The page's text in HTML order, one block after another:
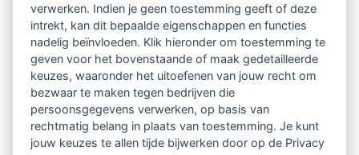
Tijdschrift voor
Begeleidingskunde & kennisbank
Beroepsregistratie (LVSC keurmerk)
Lid worden van LVSC
verwerken. Indien je geen toestemming geeft of deze
intrekt, kan dit bepaalde eigenschappen en functies
nadelig beïnvloeden. Klik hieronder om toestemming te
geven voor het bovenstaande of maak gedetailleerde
keuzes, waaronder het uitoefenen van jouw recht om
bezwaar te maken tegen bedrijven die
persoonsgegevens verwerken, op basis van
rechtmatig belang in plaats van toestemming. Je kunt
jouw keuzes te allen tijde bijwerken door op de Privacy